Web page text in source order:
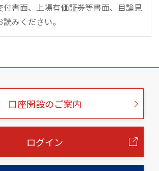
付書面、上場有価証券等書面、目論見
みください。
口座開設のご案内
ログイン